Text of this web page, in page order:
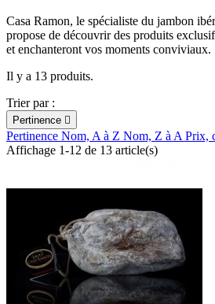
Casa Ramon, le spécialiste du jambon
propose de découvrir des produits
et enchanteront vos moments conviviaux.
Il y a 13 produits.
Trier par :
Pertinence 
Pertinence Nom, A à Z Nom, Z à APrix,
Affichage 1-12 de 13 article(s)